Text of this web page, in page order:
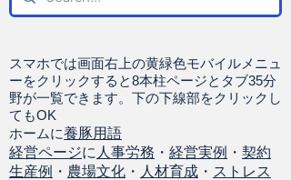
スマホでは画面右上の黄緑色モバイルメニュ
ーをクリックすると8本柱ページとタブ35分
野が一覧できます。下の下線部をクリックし
てもOK
ホームに養豚用語
経営ページに 人事労務 ・ 経営実例 ・ 契約
生産例 ・ 農場文化 ・ 人材育成 ・ ストレス